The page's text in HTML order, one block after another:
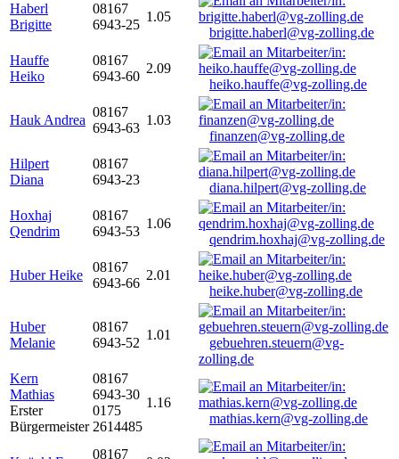
Haberl
Brigitte
08167
6943-25
1.05
brigitte.haberl@vg-zolling.de
Hauffe
Heiko
08167
6943-60
2.09
heiko.hauffe@vg-zolling.de
Hauk Andrea
08167
6943-63
1.03
finanzen@vg-zolling.de
Hilpert
Diana
08167
6943-23
diana.hilpert@vg-zolling.de
Hoxhaj
Qendrim
08167
6943-53
1.06
qendrim.hoxhaj@vg-zolling.de
Huber Heike
08167
6943-66
2.01
heike.huber@vg-zolling.de
Huber
Melanie
08167
6943-52
1.01
gebuehren.steuern@vg-
zolling.de
Kern
Mathias
Erster
Bürgermeister
08167
6943-30
0175
2614485
1.16
mathias.kern@vg-zolling.de
08167